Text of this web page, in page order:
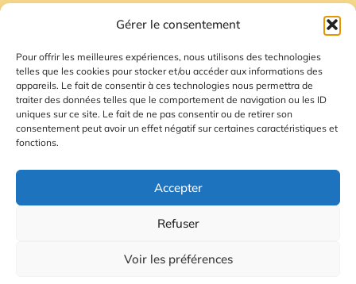
Gérer le consentement
Pour offrir les meilleures expériences, nous utilisons des technologies
telles que les cookies pour stocker et/ou accéder aux informations des
appareils. Le fait de consentir à ces technologies nous permettra de
traiter des données telles que le comportement de navigation ou les ID
uniques sur ce site. Le fait de ne pas consentir ou de retirer son
consentement peut avoir un effet négatif sur certaines caractéristiques et
fonctions.
Accepter
Refuser
Voir les préférences
Mentions Légales
Plan du site
Gestion des Cookies
© 2026 Radio Calade